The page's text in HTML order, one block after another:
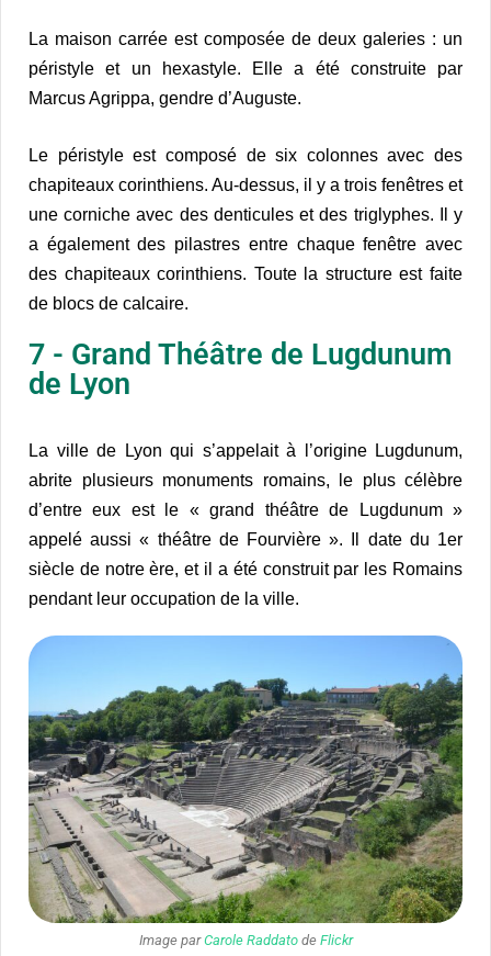
La maison carrée est composée de deux galeries : un
péristyle et un hexastyle. Elle a été construite par
Marcus Agrippa, gendre d’Auguste.
Le péristyle est composé de six colonnes avec des
chapiteaux corinthiens. Au-dessus, il y a trois fenêtres et
une corniche avec des denticules et des triglyphes. Il y
a également des pilastres entre chaque fenêtre avec
des chapiteaux corinthiens. Toute la structure est faite
de blocs de calcaire.
7 - Grand Théâtre de Lugdunum
de Lyon
La ville de Lyon qui s’appelait à l’origine Lugdunum,
abrite plusieurs monuments romains, le plus célèbre
d’entre eux est le « grand théâtre de Lugdunum »
appelé aussi « théâtre de Fourvière ». Il date du 1er
siècle de notre ère, et il a été construit par les Romains
pendant leur occupation de la ville.
Image parCarole Raddatode Flickr